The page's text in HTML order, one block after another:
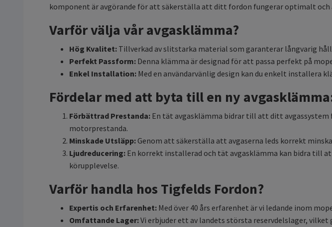
komponent är avgörande för att säkerställa att ditt fordon fungerar optimalt och
Varför välja vår avgasklämma?
Hög Kvalitet: Tillverkad av slitstarka material som garanterar långvarig
Perfekt Passform: Denna klämma är designad för att passa perfekt på
Enkel Installation: Med en användarvänlig design kan du enkelt installera
Fördelar med att byta till en ny
Förbättrad Prestanda: En tät avgasklämma bidrar till att ditt
motorprestanda.
Minskade Utsläpp:Genom att säkerställa att avgaserna leds korrekt
Ljudreducering: En korrekt installerad och tät avgasklämma kan bidra till
körupplevelse.
Varför handla hos Tigfelds Fordon?
Expertis och Erfarenhet: Med över 40 års erfarenhet är vi ledande inom
Omfattande Lager:Vi erbjuder ett av landets största reservdelslager,